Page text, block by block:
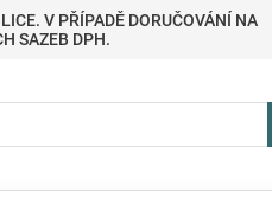
V PŘÍPADĚ DORUČOVÁNÍ NA
SAZEB DPH.